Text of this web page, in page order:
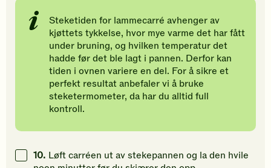
Steketiden for lammecarré avhenger av
kjøttets tykkelse, hvor mye varme det har fått
under bruning, og hvilken temperatur det
hadde før det ble lagt i pannen. Derfor kan
tiden i ovnen variere en del. For å sikre et
perfekt resultat anbefaler vi å bruke
steketermometer, da har du alltid full
kontroll.
10. Løft carréen ut av stekepannen og la den hvile